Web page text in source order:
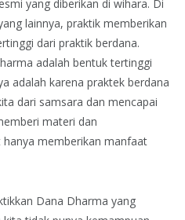
yang diberikan di wihara. Di
lainnya, praktik memberikan
dari praktik berdana.
adalah bentuk tertinggi
adalah karena praktek berdana
dari samsara dan mencapai
materi dan
memberikan manfaat
Dana Dharma yang